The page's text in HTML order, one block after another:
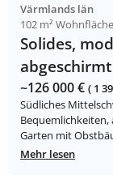
Värmlands län
102 m² Wohnfläche
Solides,
~126 000 € ( 1
Südliches
Bequemlichkeiten,
Garten mit
Mehr lesen